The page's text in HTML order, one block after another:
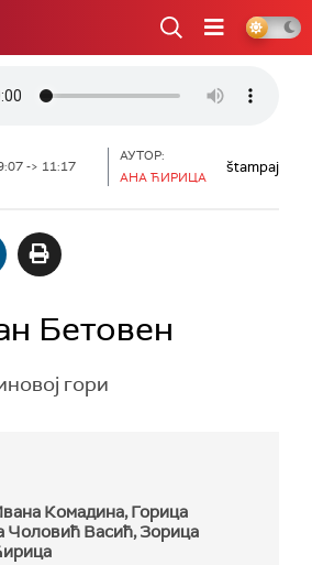
-> 11:17
АУТОР:
АНА ЋИРИЦА
štampaj
Бетовен
гори
Комадина, Горица
Чоловић Васић, Зорица